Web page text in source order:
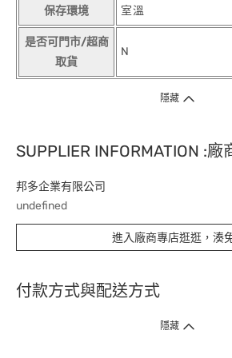
保存環境 室溫
是否可門市/超商
取貨
N
隱藏
SUPPLIER INFORMATION :廠
邦多企業有限公司
undefined
進入廠商專店逛逛，湊
付款方式與配送方式
隱藏